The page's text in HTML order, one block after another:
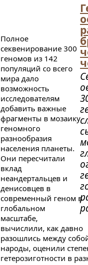
Полное
секвенирование 300
геномов из 142
популяций со всего
мира дало
возможность
исследователям
добавить важные
фрагменты в мозаику
геномного
разнообразия
населения планеты.
Они пересчитали
вклад
неандертальцев и
денисовцев в
современный геном в
глобальном
масштабе,
вычислили, как давно
разошлись между
народы, оценили
гетерозиготности в